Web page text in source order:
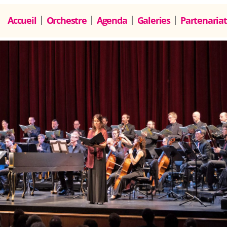
Accueil Orchestre Agenda Galeries Partenariat